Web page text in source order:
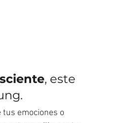
, este
tus emociones o